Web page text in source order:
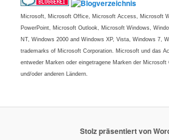
Microsoft, Microsoft Office, Microsoft Access, Microsoft
PowerPoint, Microsoft Outlook, Microsoft Windows,
NT, Windows 2000 and Windows XP, Vista, Windows 7,
trademarks of Microsoft Corporation. Microsoft und das
entweder Marken oder eingetragene Marken der Microsoft
und/oder anderen Ländern.
Stolz präsentiert von